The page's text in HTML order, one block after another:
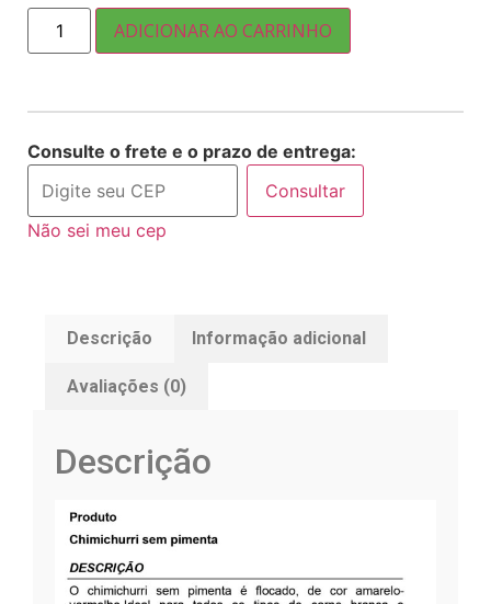
ADICIONAR AO CARRINHO
Consulte o frete e o prazo de entrega:
Consultar
Não sei meu cep
Descrição Informação adicional
Avaliações (0)
Descrição